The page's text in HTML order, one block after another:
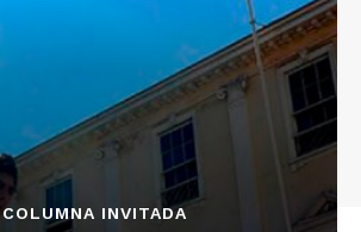
COLUMNA INVITADA